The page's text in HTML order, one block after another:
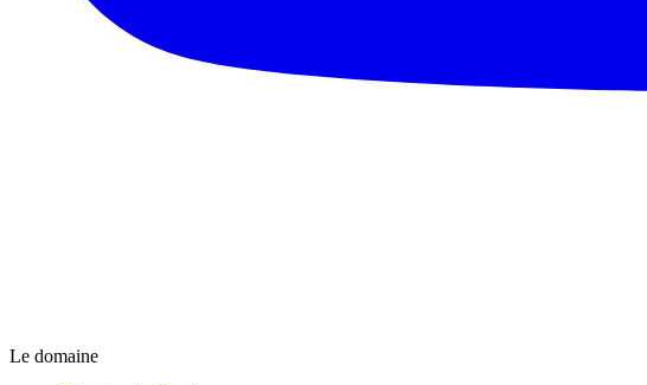
Le domaine